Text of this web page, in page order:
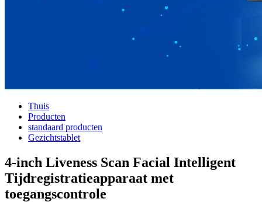
Thuis
Producten
standaard producten
Gezichtstablet
4-inch Liveness Scan Facial Intelligent
Tijdregistratieapparaat met
toegangscontrole